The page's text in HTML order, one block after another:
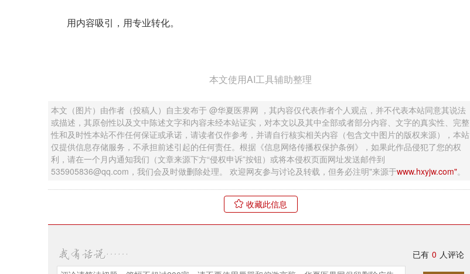
用内容吸引，用专业转化。
本文使用AI工具辅助整理
本文（图片）由作者（投稿人）自主发布于 @华夏医界网 ，其内容仅代表作者个人观点，并不代表本站同意其说法
或描述，其原创性以及文中陈述文字和内容未经本站证实，对本文以及其中全部或者部分内容、文字的真实性、完整
性和及时性本站不作任何保证或承诺，请读者仅作参考，并请自行核实相关内容（包含文中图片的版权来源），本站
仅提供信息存储服务，不承担前述引起的任何责任。根据《信息网络传播权保护条例》，如果此作品侵犯了您的权
利，请在一个月内通知我们（文章来源下方“侵权申诉”按钮）或将本侵权页面网址发送邮件到
535905836@qq.com，我们会及时做删除处理。 欢迎网友参与讨论及转载，但务必注明"来源于www.hxyjw.com"。
收藏此信息
已有 0 人评论